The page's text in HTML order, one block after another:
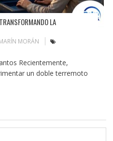
LA
MORÁN
Recientemente,
un doble terremoto